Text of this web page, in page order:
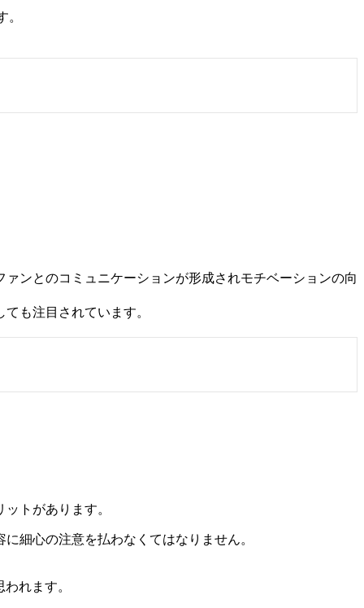
ンとのコミュニケーションが形成されモチベーションの向
も注目されています。
トがあります。
細心の注意を払わなくてはなりません。
れます。